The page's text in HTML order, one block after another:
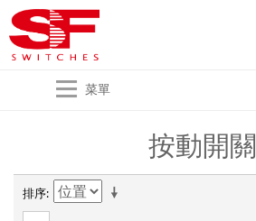
菜單
按動開關
排序